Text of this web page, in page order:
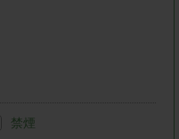
禁煙